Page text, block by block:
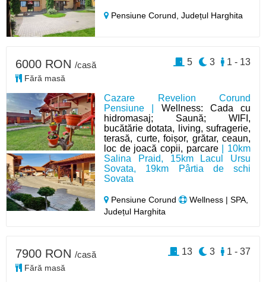
Pensiune Corund,Județul Harghita
Cazare Revelion Corund
Pensiune | Wellness: Cada cu
hidromasaj; Saună; WIFI,
bucătărie dotata, living, sufragerie,
terasă, curte, foișor, grătar, ceaun,
loc de joacă copii, parcare| 10km
Salina Praid, 15km Lacul Ursu
Sovata, 19km Pârtia de schi
Sovata
Pensiune Corund
Wellness | SPA,
Județul Harghita
6000 RON /casă
Fără masă
1 - 13
3
5
7900 RON /casă
Fără masă
1 - 37
3
13